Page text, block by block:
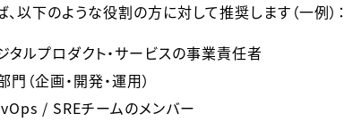
、以下のような役割の方に対して推奨します（一例）：
タルプロダクト・サービスの事業責任者
門（企画・開発・運用）
/ SREチームのメンバー